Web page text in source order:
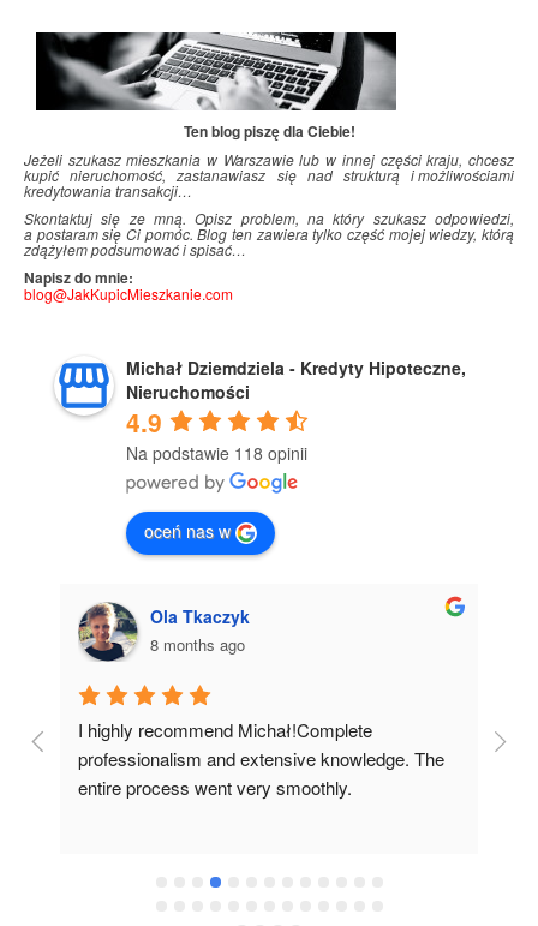
Ten blog piszę dla Ciebie!
Jeżeli szukasz mieszkania w Warszawie lub w innej części kraju, chcesz
kupić nieruchomość, zastanawiasz się nad strukturą imożliwościami
kredytowania transakcji…
Skontaktuj się ze mną. Opisz problem, na który szukasz odpowiedzi,
a postaram się Ci pomóc. Blog ten zawiera tylko część mojej wiedzy, którą
zdążyłem podsumować ispisać…
Napisz do mnie:
blog@JakKupicMieszkanie.com
Michał Dziemdziela - Kredyty Hipoteczne,
Nieruchomości
4.9
Na podstawie 118 opinii
oceń nas w
Ola Tkaczyk
8 months ago
I highly recommend Michał!Complete
professionalism and extensive knowledge. The
entire process went very smoothly.